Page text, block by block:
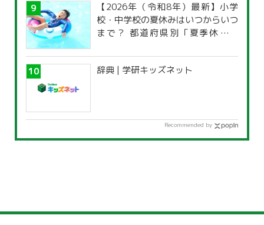
【2026年（令和8年）最新】小学
校・中学校の夏休みはいつからいつ
まで？ 都道府県別「夏季休暇一
辞典 | 学研キッズネット
Recommended by